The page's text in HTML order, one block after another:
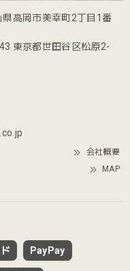
高岡市美幸町2丁目1番
東京都世田谷区松原2-
会社概要
MAP
PayPay